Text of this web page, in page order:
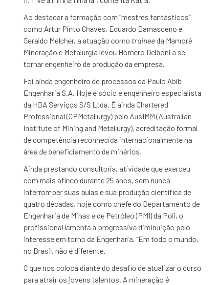
Ao destacar a formação com “mestres fantásticos”
como Artur Pinto Chaves, Eduardo Damasceno e
Geraldo Melcher, a atuação como traineeda Mamoré
Mineração e Metalurgia levou Homero Delboni a se
tornar engenheiro de produção da empresa.
Foi ainda engenheiro de processos da Paulo Abib
Engenharia S.A. Hoje é sócio e engenheiro especialista
da HDA Serviços S/S Ltda. É ainda Chartered
Professional (CPMetallurgy) pelo AusIMM (Australian
Institute of Mining and Metallurgy), acreditação formal
de competência reconhecida internacionalmente na
área de beneficiamento de minérios.
Ainda prestando consultoria, atividade que exerceu
com mais afinco durante 25 anos, sem nunca
interromper suas aulas e sua produção científica de
quatro décadas, hoje como chefe do Departamento de
Engenharia de Minas e de Petróleo (PMI) da Poli, o
profissional lamenta a progressiva diminuição pelo
interesse em torno da Engenharia. “Em todo o mundo,
no Brasil, não é diferente.
O que nos coloca diante do desafio de atualizar o curso
para atrair os jovens talentos. A mineração é